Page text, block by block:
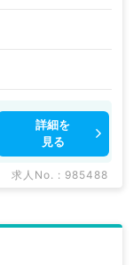
詳細を
見る
求人No. : 985488